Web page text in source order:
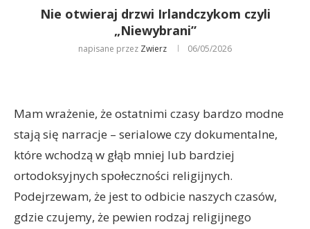
Nie otwieraj drzwi Irlandczykom czyli
„Niewybrani”
napisane przez Zwierz 06/05/2026
Mam wrażenie, że ostatnimi czasy bardzo modne
stają się narracje – serialowe czy dokumentalne,
które wchodzą w głąb mniej lub bardziej
ortodoksyjnych społeczności religijnych.
Podejrzewam, że jest to odbicie naszych czasów,
gdzie czujemy, że pewien rodzaj religijnego